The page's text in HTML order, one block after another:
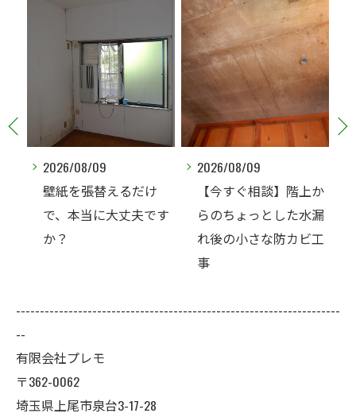
2026/08/09
【今すぐ相談】階上か
らのちょっとした水漏
れ後の小さな防カビ工
2026/08/08
毎年同じ場所にカビが
出る理由をご存じです
か？
--------------------------------------------------------------------
--
有限会社プレモ
〒362-0062
埼玉県上尾市泉台3-17-28